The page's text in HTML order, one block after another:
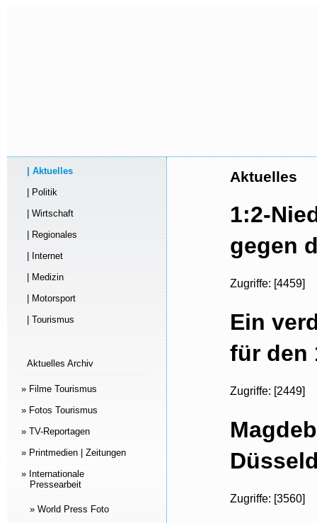
| Aktuelles
| Politik
| Wirtschaft
| Regionales
| Internet
| Medizin
| Motorsport
| Tourismus
Aktuelles Archiv
» Filme Tourismus
» Fotos Tourismus
» TV-Reportagen
» Printmedien | Zeitungen
» Internationale
Pressearbeit
» World Press Foto
Aktuelles
1:2-
gegen
Zugriffe: [4459]
Ein
für den
Zugriffe: [2449]
Zugriffe: [3560]